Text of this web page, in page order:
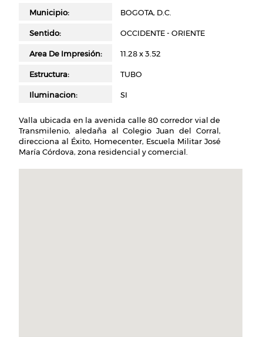
Municipio BOGOTA, D.C.
Sentido OCCIDENTE - ORIENTE
Area De Impresión 11.28 x 3.52
Estructura TUBO
Iluminacion SI
Valla ubicada en la avenida calle 80 corredor vial de
Transmilenio, aledaña al Colegio Juan del Corral,
direcciona al Éxito, Homecenter, Escuela Militar José
María Córdova, zona residencial y comercial.